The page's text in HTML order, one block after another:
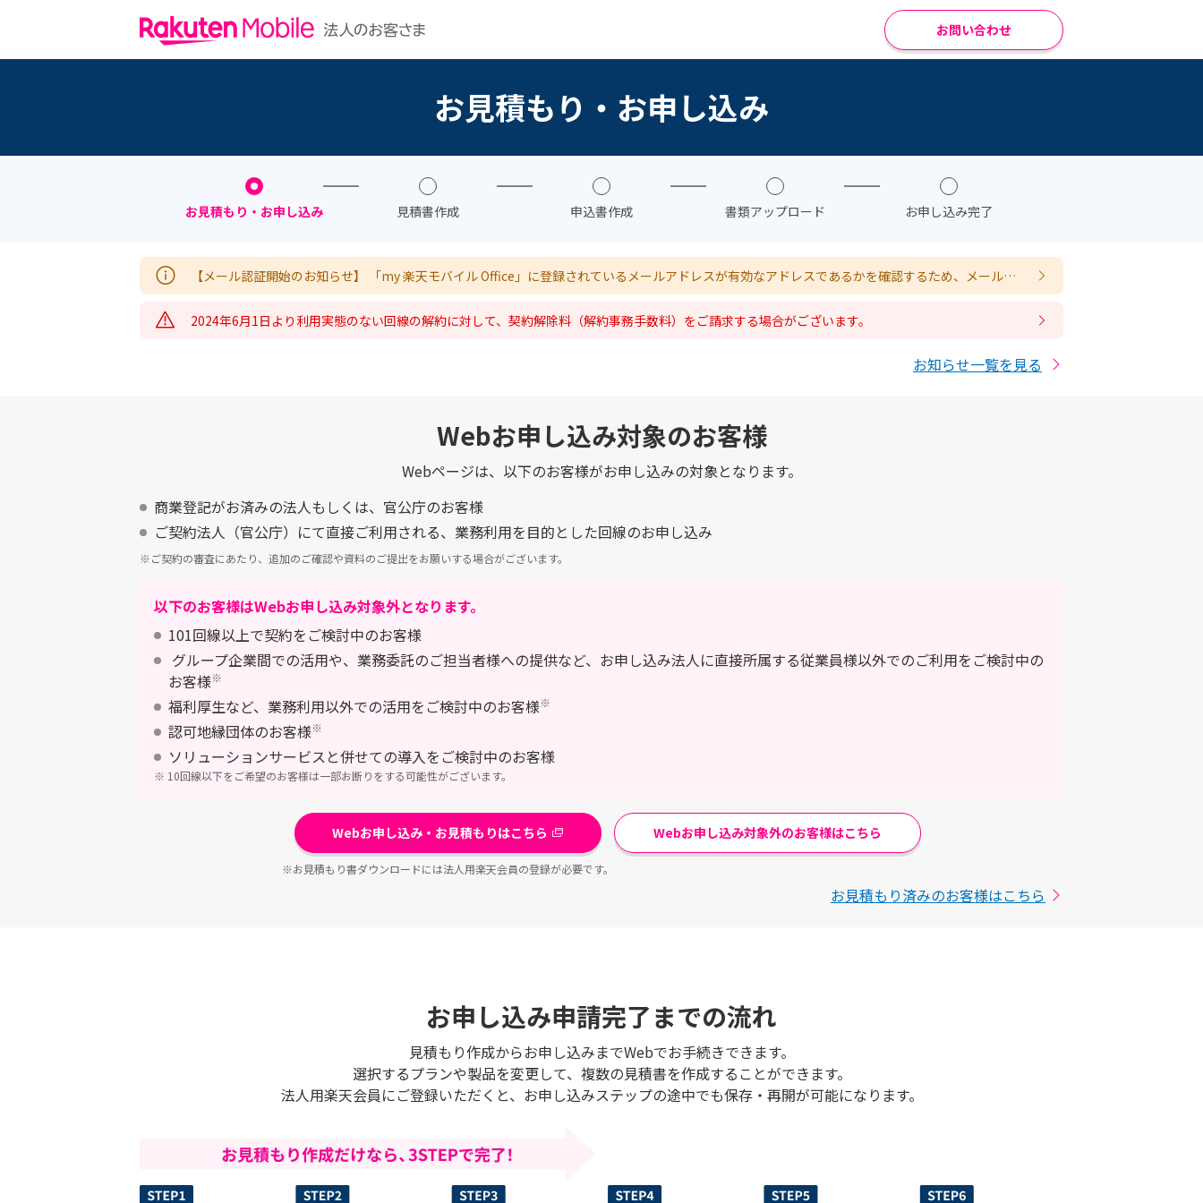
お問い合わせ
お見積もり・お申し込み
お見積もり・お申し込み 見積書作成 申込書作成 書類アップロード お申し込み完了
【メール認証開始のお知らせ】 「my 楽天モバイル Office」に登録されているメールアドレスが有効なアドレスであるかを確認するため、メール認
証を開始いたします。
2024年6月1日より利用実態のない回線の解約に対して、契約解除料（解約事務手数料）をご請求する場合がございます。
お知らせ一覧を見る
Webお申し込み対象のお客様
Webページは、以下のお客様がお申し込みの対象となります。
商業登記がお済みの法人もしくは、官公庁のお客様
ご契約法人（官公庁）にて直接ご利用される、業務利用を目的とした回線のお申し込み
※ご契約の審査にあたり、追加のご確認や資料のご提出をお願いする場合がございます。
以下のお客様はWebお申し込み対象外となります。
101回線以上で契約をご検討中のお客様
グループ企業間での活用や、業務委託のご担当者様への提供など、お申し込み法人に直接所属する従業員様以外でのご利用をご検討中の
お客様※
福利厚生など、業務利用以外での活用をご検討中のお客様※
認可地縁団体のお客様※
ソリューションサービスと併せての導入をご検討中のお客様
※ 10回線以下をご希望のお客様は一部お断りをする可能性がございます。
Webお申し込み・お見積もりはこちら
※お見積もり書ダウンロードには法人用楽天会員の登録が必要です。
Webお申し込み対象外のお客様はこちら
お見積もり済みのお客様はこちら
お申し込み申請完了までの流れ
見積もり作成からお申し込みまでWebでお手続きできます。
選択するプランや製品を変更して、複数の見積書を作成することができます。
法人用楽天会員にご登録いただくと、お申し込みステップの途中でも保存・再開が可能になります。